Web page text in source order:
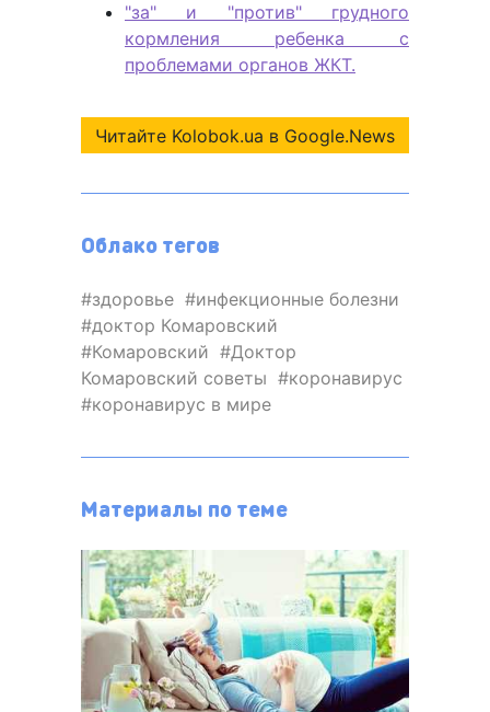
"за" и "против" грудного
кормления ребенка с
проблемами органов ЖКТ.
Читайте Kolobok.ua в Google.News
Облако тегов
здоровье
инфекционные болезни
доктор Комаровский
Комаровский
Доктор
Комаровский советы
коронавирус
коронавирус в мире
Материалы по теме